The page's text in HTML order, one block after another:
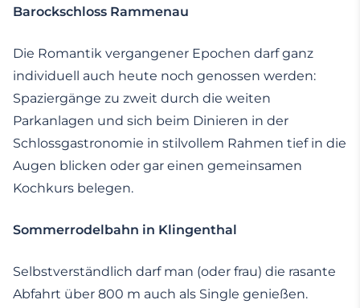
Barockschloss Rammenau
Die Romantik vergangener Epochen darf ganz
individuell auch heute noch genossen werden:
Spaziergänge zu zweit durch die weiten
Parkanlagen und sich beim Dinieren in der
Schlossgastronomie in stilvollem Rahmen tief in die
Augen blicken oder gar einen gemeinsamen
Kochkurs belegen.
Sommerrodelbahn in Klingenthal
Selbstverständlich darf man (oder frau) die rasante
Abfahrt über 800 m auch als Single genießen.